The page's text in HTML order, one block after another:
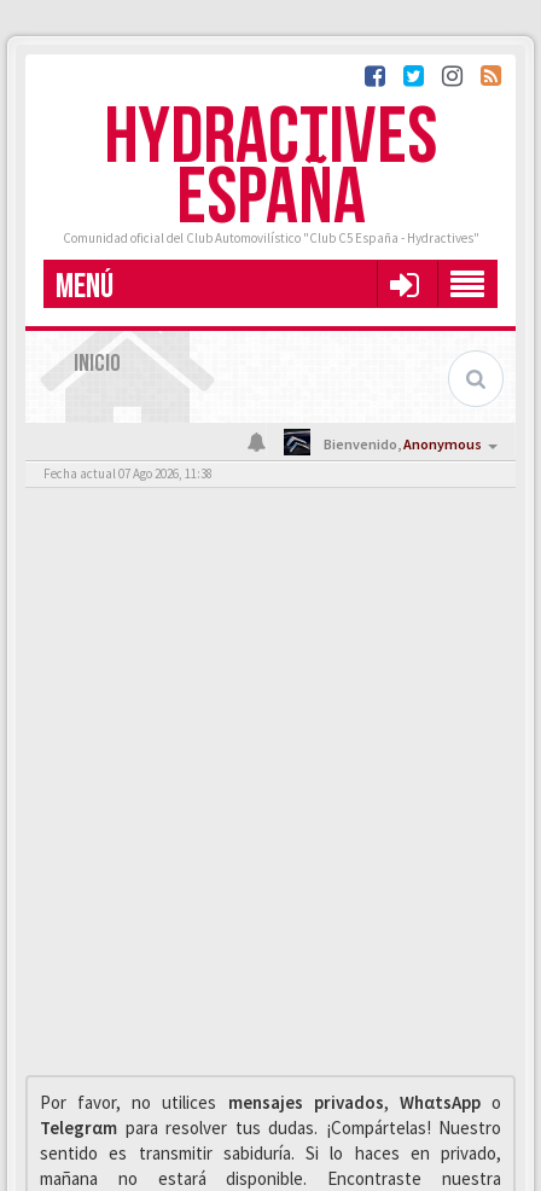
HYDRACTIVES
ESPAÑA
Comunidad oficial del Club Automovilístico "Club C5 España - Hydractives"
MENÚ
INICIO
Bienvenido,Anonymous
Fecha actual 07 Ago 2026, 11:38
Por favor, no utilices mensajes privados, WhαtsAppo
Telegrαm para resolver tus dudas. ¡Compártelas! Nuestro
sentido es transmitir sabiduría. Si lo haces en privado,
mañana no estará disponible. Encontraste nuestra